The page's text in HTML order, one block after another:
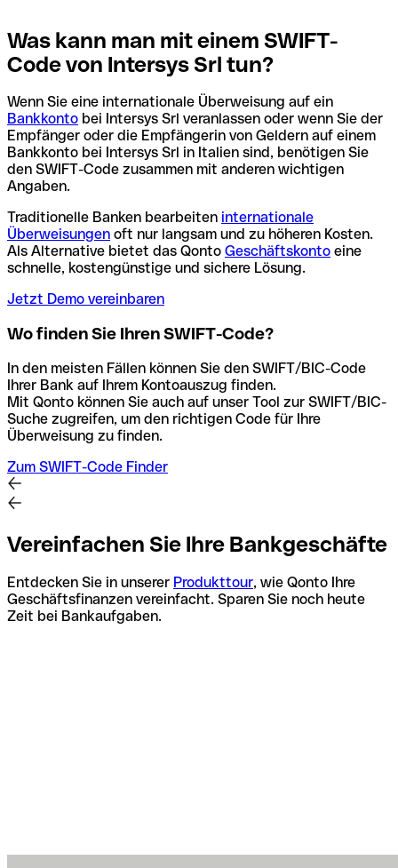
Was kann man mit einem SWIFT-
Code von Intersys Srl tun?
Wenn Sie eine internationale Überweisung auf ein
Bankkonto bei Intersys Srl veranlassen oder wenn Sie der
Empfänger oder die Empfängerin von Geldern auf einem
Bankkonto bei Intersys Srl in Italien sind, benötigen Sie
den SWIFT-Code zusammen mit anderen wichtigen
Angaben.
Traditionelle Banken bearbeiten internationale
Überweisungen oft nur langsam und zu höheren Kosten.
Als Alternative bietet das Qonto Geschäftskonto eine
schnelle, kostengünstige und sichere Lösung.
Jetzt Demo vereinbaren
Wo finden Sie Ihren SWIFT-Code?
In den meisten Fällen können Sie den SWIFT/BIC-Code
Ihrer Bank auf Ihrem Kontoauszug finden.
Mit Qonto können Sie auch auf unser Tool zur SWIFT/BIC-
Suche zugreifen, um den richtigen Code für Ihre
Überweisung zu finden.
Zum SWIFT-Code Finder
Vereinfachen Sie Ihre Bankgeschäfte
Entdecken Sie in unserer Produkttour, wie Qonto Ihre
Geschäftsfinanzen vereinfacht. Sparen Sie noch heute
Zeit bei Bankaufgaben.